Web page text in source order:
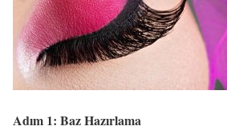
Adım 1: Baz Hazırlama